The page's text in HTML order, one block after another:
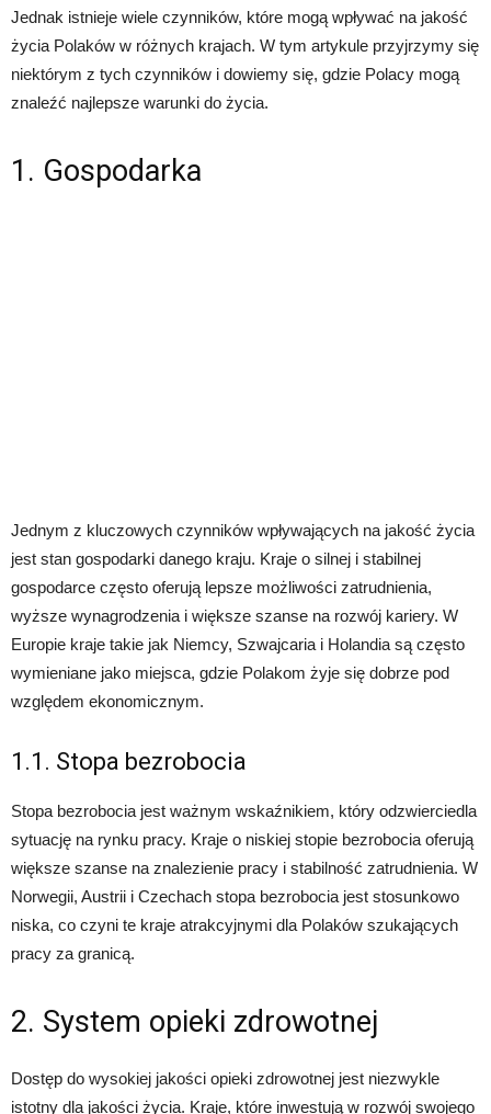
Jednak istnieje wiele czynników, które mogą wpływać na jakość
życia Polaków w różnych krajach. W tym artykule przyjrzymy się
niektórym z tych czynników i dowiemy się, gdzie Polacy mogą
znaleźć najlepsze warunki do życia.
1. Gospodarka
Jednym z kluczowych czynników wpływających na jakość życia
jest stan gospodarki danego kraju. Kraje o silnej i stabilnej
gospodarce często oferują lepsze możliwości zatrudnienia,
wyższe wynagrodzenia i większe szanse na rozwój kariery. W
Europie kraje takie jak Niemcy, Szwajcaria i Holandia są często
wymieniane jako miejsca, gdzie Polakom żyje się dobrze pod
względem ekonomicznym.
1.1. Stopa bezrobocia
Stopa bezrobocia jest ważnym wskaźnikiem, który odzwierciedla
sytuację na rynku pracy. Kraje o niskiej stopie bezrobocia oferują
większe szanse na znalezienie pracy i stabilność zatrudnienia. W
Norwegii, Austrii i Czechach stopa bezrobocia jest stosunkowo
niska, co czyni te kraje atrakcyjnymi dla Polaków szukających
pracy za granicą.
2. System opieki zdrowotnej
Dostęp do wysokiej jakości opieki zdrowotnej jest niezwykle
istotny dla jakości życia. Kraje, które inwestują w rozwój swojego